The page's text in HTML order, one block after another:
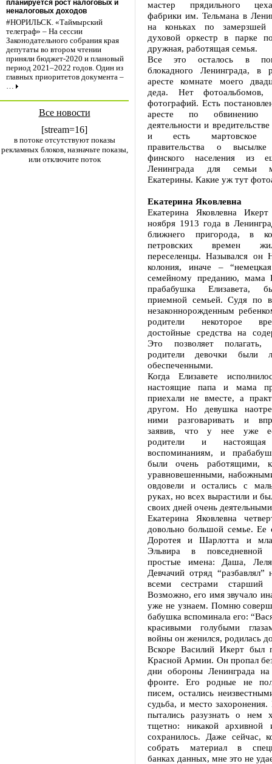
планируется рост налоговых и
неналоговых доходов
#НОРИЛЬСК. «Таймырский
телеграф» – На сессии
Законодательного собрания края
депутаты во втором чтении
приняли бюджет-2020 и плановый
период 2021–2022 годов. Один из
главных приоритетов документа –
…
Все новости
[stream=16]
в потоке отсутствуют показы
рекламных блоков, назначьте показы,
или отключите поток
мастер прядильного
фабрики им. Тельмана в
на коньках по замерзшей
духовой оркестр в парке
дружная, работящая семья.
Все это осталось в
блокадного Ленинграда, в
аресте комнате моего
деда. Нет фотоальбомов,
фотографий. Есть
аресте по обвинению
деятельности и
и есть мартовское
правительства о
финского населения из
Ленинграда для семьи
Екатерины. Какие уж тут
Екатерина Яковлевна
Екатерина Яковлевна
ноября 1913 года в
ближнего пригорода, в
петровских времен
переселенцы. Назывался он
колония, иначе –
семейному преданию, мама
прабабушка Елизавета,
приемной семьей. Судя по
незаконнорожденным
родители некоторое
достойные средства на
Это позволяет полагать,
родители девочки были
обеспеченными.
Когда Елизавете
настоящие папа и мама
приехали не вместе, а
другом. Но девушка
ними разговаривать и
заявив, что у нее уже
родители и
воспоминаниям, и
были очень работящими,
уравновешенными,
овдовели и остались с
руках, но всех вырастили и
своих дней очень
Екатерина Яковлевна
довольно большой семье. Ее
Доротея и Шарлотта и
Эльвира в повседневной
простые имена: Даша,
Девчачий отряд
всеми сестрами старший
Возможно, его имя звучало
уже не узнаем. Помню
бабушка вспоминала его:
красивыми голубыми
войны он женился, родилась
Вскоре Василий Икерт был
Красной Армии. Он пропал
дни обороны Ленинграда на
фронте. Его родные не
писем, остались
судьба, и место
пытались разузнать о нем
тщетно: никакой архивной
сохранилось. Даже сейчас,
собрать материал в
банках данных, мне это не